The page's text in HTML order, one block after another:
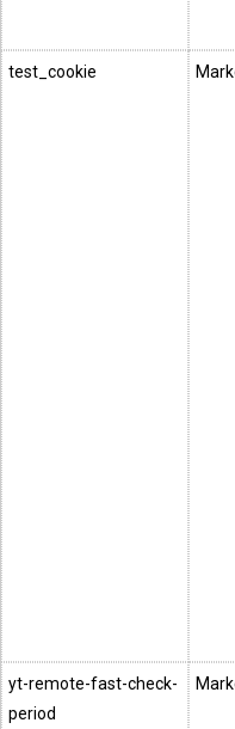
test_cookie
yt-remote-fast-check-
period